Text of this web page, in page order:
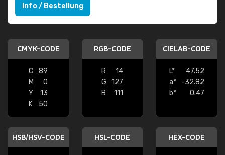
Info / Bestellung
CMYK-CODE
C
89
M
0
Y
13
K
50
RGB-CODE
R
14
G
127
B
111
CIELAB-CODE
L*
47.52
a*
-32.82
b*
0.47
HSB/HSV-CODE HSL-CODE HEX-CODE